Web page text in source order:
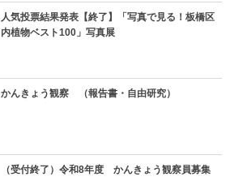
人気投票結果発表【終了】「写真で見る！板橋区
内植物ベスト100」写真展
かんきょう観察 （報告書・自由研究）
（受付終了）令和8年度 かんきょう観察員募集